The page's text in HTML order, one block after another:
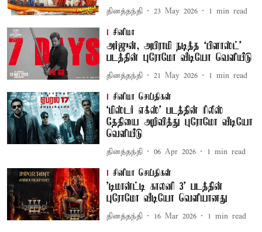
தினத்தந்தி 23 May 2026 1 min read
சினிமா
அர்ஜுன், அபிராமி நடித்த ‘பிளாஸ்ட்’
படத்தின் புரோமோ வீடியோ வெளியீடு
தினத்தந்தி 21 May 2026 1 min read
சினிமா செய்திகள்
‘மிஸ்டர் எக்ஸ்’ படத்தின் ரிலீஸ்
தேதியை அறிவித்து புரோமோ வீடியோ
வெளியீடு
தினத்தந்தி 06 Apr 2026 1 min read
சினிமா செய்திகள்
'டிமான்ட்டி காலனி 3' படத்தின்
புரோமோ வீடியோ வெளியானது
தினத்தந்தி 16 Mar 2026 1 min read